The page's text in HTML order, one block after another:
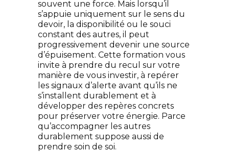
souvent une force. Mais lorsqu’il
s’appuie uniquement sur le sens du
devoir, la disponibilité ou le souci
constant des autres, il peut
progressivement devenir une source
d’épuisement. Cette formation vous
invite à prendre du recul sur votre
manière de vous investir, à repérer
les signaux d’alerte avant qu’ils ne
s’installent durablement et à
développer des repères concrets
pour préserver votre énergie. Parce
qu’accompagner les autres
durablement suppose aussi de
prendre soin de soi.